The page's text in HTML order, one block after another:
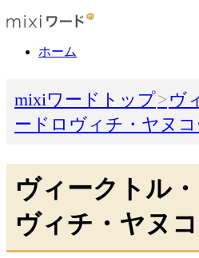
ホーム
mixiワードトップ
ヴ
ードロヴィチ・ヤヌ
ヴィークトル
ヴィチ・ヤヌ